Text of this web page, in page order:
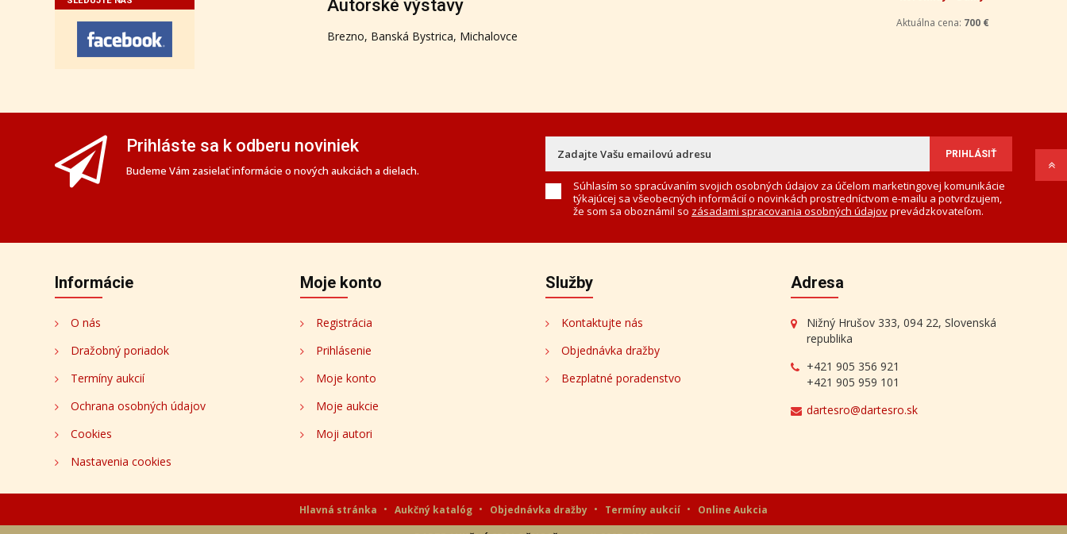
Autorské výstavy
Brezno, Banská Bystrica, Michalovce
Aktuálna cena:
Budeme Vám zasielať informácie o nových aukciách a dielach.
Súhlasím so spracúvaním svojich osobných údajov za účelom marketingovej komunikácie